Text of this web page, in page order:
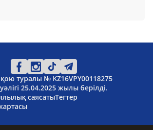
туралы № KZ16VPY00118275
25.04.2025 жылы берілді.
саясатыТегтер